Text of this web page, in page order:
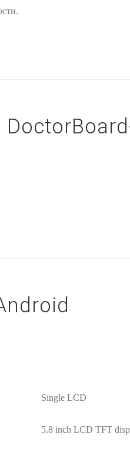
Single LCD
5.8 inch LCD TFT